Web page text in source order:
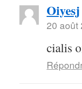
Oiyesj
20 août
cialis